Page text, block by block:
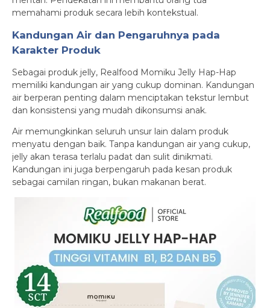
memahami produk secara lebih kontekstual.
Kandungan Air dan Pengaruhnya pada
Karakter Produk
Sebagai produk jelly, Realfood Momiku Jelly Hap-Hap
memiliki kandungan air yang cukup dominan. Kandungan
air berperan penting dalam menciptakan tekstur lembut
dan konsistensi yang mudah dikonsumsi anak.
Air memungkinkan seluruh unsur lain dalam produk
menyatu dengan baik. Tanpa kandungan air yang cukup,
jelly akan terasa terlalu padat dan sulit dinikmati.
Kandungan ini juga berpengaruh pada kesan produk
sebagai camilan ringan, bukan makanan berat.